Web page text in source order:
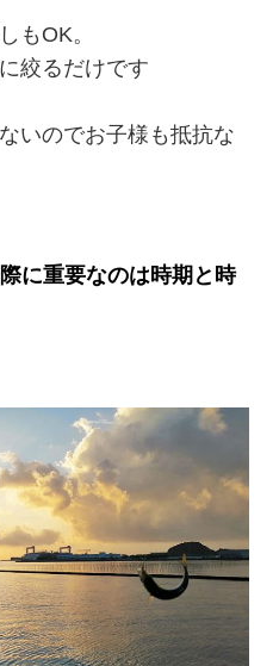
もOK。
絞るだけです
いのでお子様も抵抗な
に重要なのは時期と時